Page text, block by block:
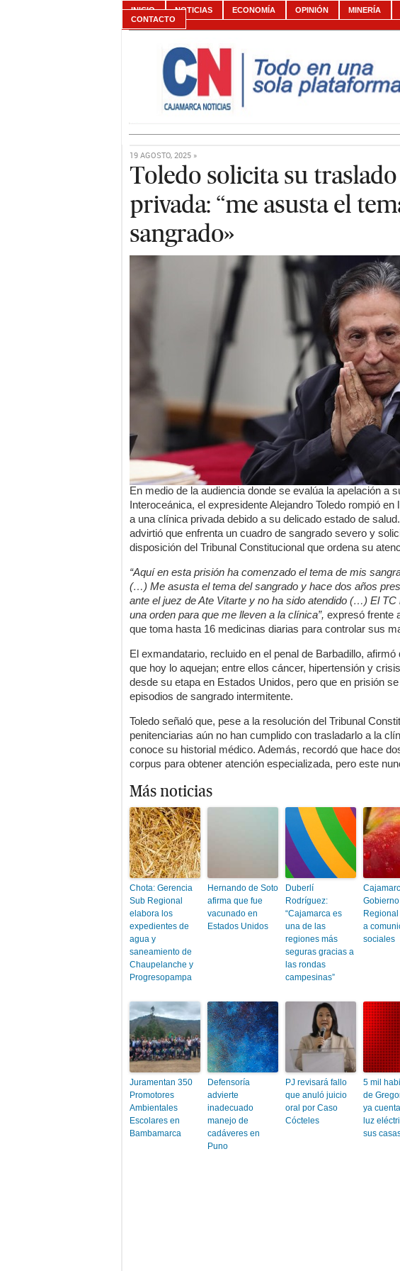
INICIO NOTICIAS ECONOMÍA OPINIÓN MINERÍA
CONTACTO
19 AGOSTO, 2025 »
Toledo solicita su
privada: “me asusta el
sangrado»
En medio de la audiencia donde se evalúa la apelación a
Interoceánica, el expresidente Alejandro Toledo rompió en
a una clínica privada debido a su delicado estado de
advirtió que enfrenta un cuadro de sangrado severo y
disposición del Tribunal Constitucional que ordena su
“Aquí en esta prisión ha comenzado el tema de mis
(…) Me asusta el tema del sangrado y hace dos años
ante el juez de Ate Vitarte y no ha sido atendido (…) El
una orden para que me lleven a la clínica”, expresó frente
que toma hasta 16 medicinas diarias para controlar sus
El exmandatario, recluido en el penal de Barbadillo,
que hoy lo aquejan; entre ellos cáncer, hipertensión y
desde su etapa en Estados Unidos, pero que en prisión
episodios de sangrado intermitente.
Toledo señaló que, pese a la resolución del Tribunal
penitenciarias aún no han cumplido con trasladarlo a la
conoce su historial médico. Además, recordó que hace
corpus para obtener atención especializada, pero este
Más noticias
Chota: Gerencia
Sub Regional
elabora los
expedientes de
agua y
saneamiento de
Chaupelanche y
Progresopampa
Hernando de Soto
afirma que fue
vacunado en
Estados Unidos
Duberlí
Rodríguez:
“Cajamarca es
una de las
regiones más
seguras gracias a
las rondas
campesinas”
Gobierno
a
sociales
Juramentan 350
Promotores
Ambientales
Escolares en
Bambamarca
Defensoría
advierte
inadecuado
manejo de
cadáveres en
Puno
PJ revisará fallo
que anuló juicio
oral por Caso
Cócteles
5 mil
de
ya
luz
sus